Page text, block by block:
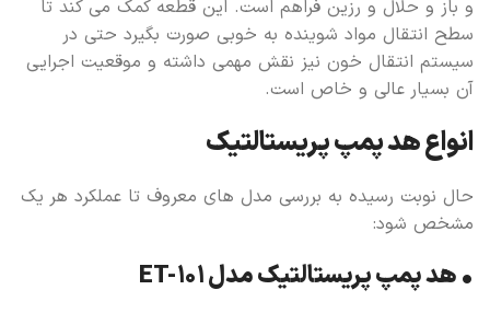
و باز و حلال و رزین فراهم است. این قطعه کمک می کند تا
سطح انتقال مواد شوینده به خوبی صورت بگیرد حتی در
سیستم انتقال خون نیز نقش مهمی داشته و موقعیت اجرایی
آن بسیار عالی و خاص است.
انواع هد پمپ پریستالتیک
حال نوبت رسیده به بررسی مدل های معروف تا عملکرد هر یک
مشخص شود:
• هد پمپ پریستالتیک مدل ET-101